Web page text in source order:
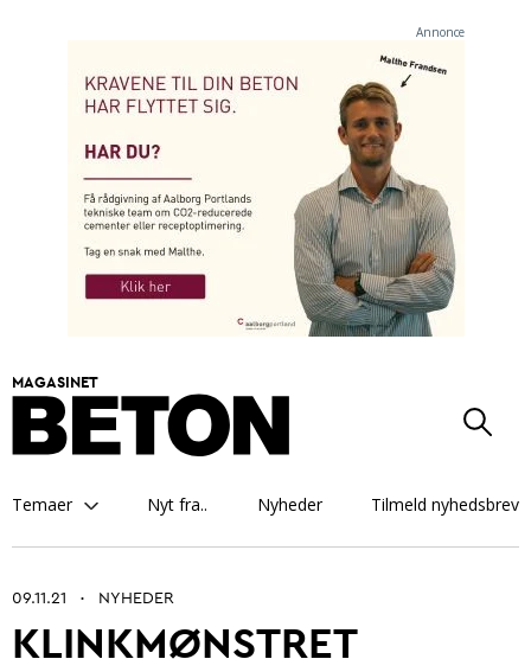
Annonce
MAGASINET
Temaer Nyt fra.. Nyheder Tilmeld nyhedsbrev
Betonarkitektur
09.11.21 • NYHEDER
KLINKMØNSTRET